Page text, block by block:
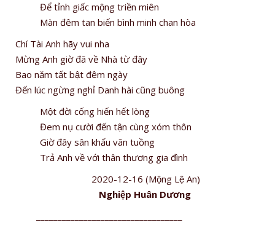
Để tỉnh giấc mộng triền miên
Màn đêm tan biến bình minh chan hòa
Chí Tài Anh hãy vui nha
Mừng Anh giờ đã về Nhà từ đây
Bao năm tất bật đêm ngày
Đến lúc ngừng nghỉ Danh hài cũng buông
Một đời cống hiến hết lòng
Đem nụ cười đến tận cùng xóm thôn
Giờ đây sân khấu vãn tuồng
Trả Anh về với thân thương gia đình
2020-12-16 (Mộng Lệ An)
Nghiệp Huân Dương